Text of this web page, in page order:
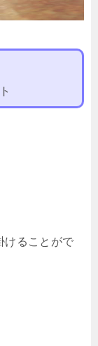
けることがで